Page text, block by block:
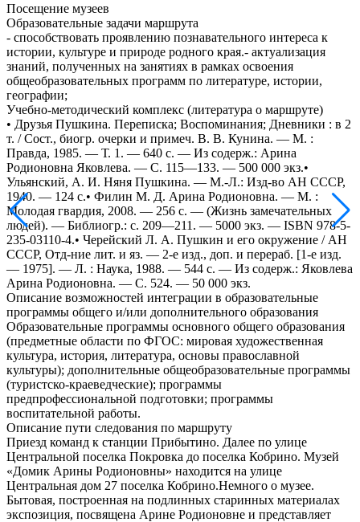
Посещение музеев
Образовательные задачи маршрута
- способствовать проявлению познавательного интереса к
истории, культуре и природе родного края.- актуализация
знаний, полученных на занятиях в рамках освоения
общеобразовательных программ по литературе, истории,
географии;
Учебно-методический комплекс (литература о маршруте)
• Друзья Пушкина. Переписка; Воспоминания; Дневники : в 2
т. / Сост., биогр. очерки и примеч. В. В. Кунина. — М. :
Правда, 1985. — Т. 1. — 640 с. — Из содерж.: Арина
Родионовна Яковлева. — С. 115—133. — 500 000 экз.•
Ульянский, А. И. Няня Пушкина. — М.-Л.: Изд-во АН СССР,
1940. — 124 с.• Филин М. Д. Арина Родионовна. — М. :
Молодая гвардия, 2008. — 256 с. — (Жизнь замечательных
людей). — Библиогр.: с. 209—211. — 5000 экз. — ISBN 978-5-
235-03110-4.• Черейский Л. А. Пушкин и его окружение / АН
СССР, Отд-ние лит. и яз. — 2-е изд., доп. и перераб. [1-е изд.
— 1975]. — Л. : Наука, 1988. — 544 с. — Из содерж.: Яковлева
Арина Родионовна. — С. 524. — 50 000 экз.
Описание возможностей интеграции в образовательные
программы общего и/или дополнительного образования
Образовательные программы основного общего образования
(предметные области по ФГОС: мировая художественная
культура, история, литература, основы православной
культуры); дополнительные общеобразовательные программы
(туристско-краеведческие); программы
предпрофессиональной подготовки; программы
воспитательной работы.
Описание пути следования по маршруту
Приезд команд к станции Прибытино. Далее по улице
Центральной поселка Покровка до поселка Кобрино. Музей
«Домик Арины Родионовны» находится на улице
Центральная дом 27 поселка Кобрино.Немного о музее.
Бытовая, построенная на подлинных старинных материалах
экспозиция, посвящена Арине Родионовне и представляет